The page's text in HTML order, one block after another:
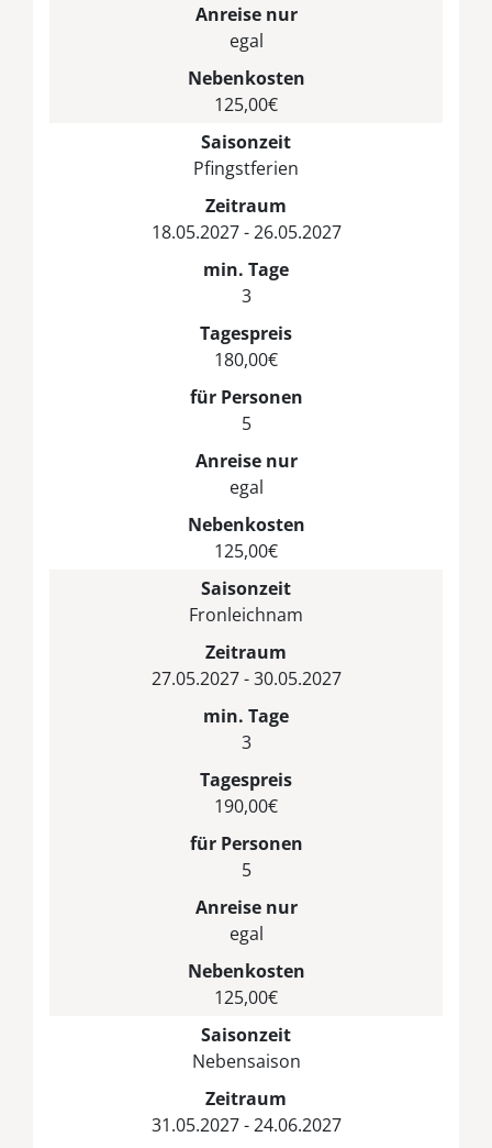
Anreise nur
egal
Nebenkosten
125,00€
Saisonzeit
Pfingstferien
Zeitraum
18.05.2027 - 26.05.2027
min. Tage
3
Tagespreis
180,00€
für Personen
5
Anreise nur
egal
Nebenkosten
125,00€
Saisonzeit
Fronleichnam
Zeitraum
27.05.2027 - 30.05.2027
min. Tage
3
Tagespreis
190,00€
für Personen
5
Anreise nur
egal
Nebenkosten
125,00€
Saisonzeit
Nebensaison
Zeitraum
31.05.2027 - 24.06.2027